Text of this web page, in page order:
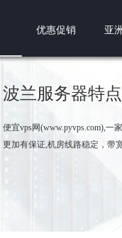
优惠促销 亚
波兰服务器特
便宜vps网(www.pyvps.com),
更加有保证,机房线路稳定，带